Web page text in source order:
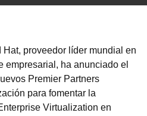
Hat, proveedor líder mundial en
empresarial, ha anunciado el
Premier Partners
para fomentar la
Virtualization en